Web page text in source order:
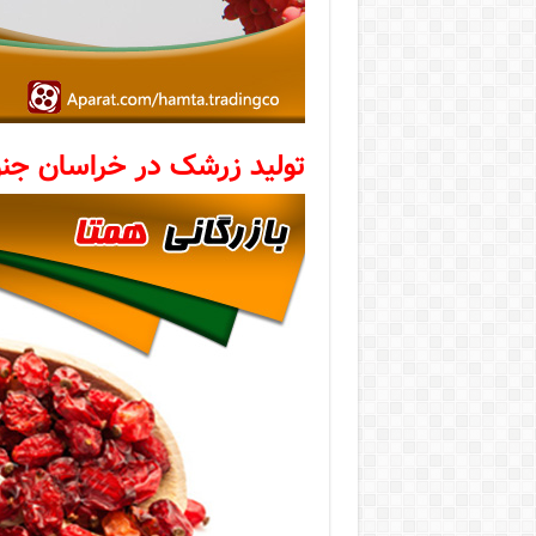
تولید زرشک در خراسان